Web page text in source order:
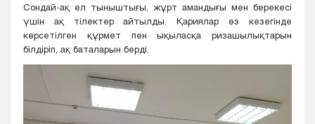
Сондай-ақ ел тыныштығы, жұрт амандығы мен берекесі
үшін ақ тілектер айтылды. Қариялар өз кезегінде
көрсетілген құрмет пен ықыласқа ризашылықтарын
білдіріп, ақ баталарын берді.